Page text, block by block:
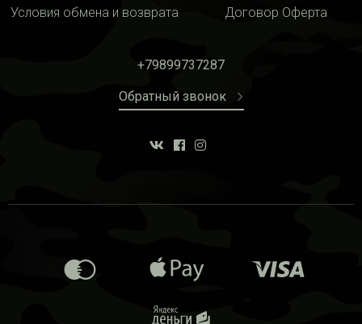
Условия обмена и возврата
Договор Оферта
+79899737287
Обратный звонок